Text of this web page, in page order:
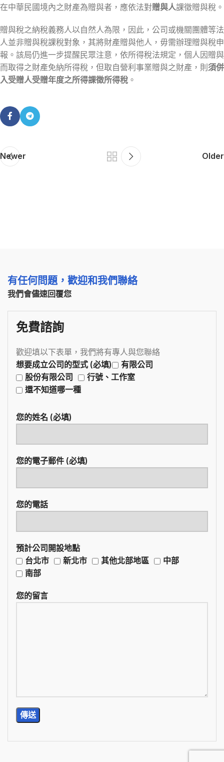
在中華民國境內之財產為贈與者，應依法對贈與人課徵贈與稅。
贈與稅之納稅義務人以自然人為限，因此，公司或機關團體等法
人並非贈與稅課稅對象，其將財產贈與他人，毋需辦理贈與稅申
報。該局仍進一步提醒民眾注意，依所得稅法規定，個人因贈與
而取得之財產免納所得稅，但取自營利事業贈與之財產，則須併
入受贈人受贈年度之所得課徵所得稅 。
Newer Older
有任何問題，歡迎和我們聯絡
我們會儘速回覆您
免費諮詢
歡迎填以下表單，我們將有專人與您聯絡
想要成立公司的型式 (必填)
有限公司
股份有限公司
行號、工作室
還不知道哪一種
您的姓名 (必填)
您的電子郵件 (必填)
您的電話
預計公司開設地點
台北市
新北市 其他北部地區
中部
南部
您的留言